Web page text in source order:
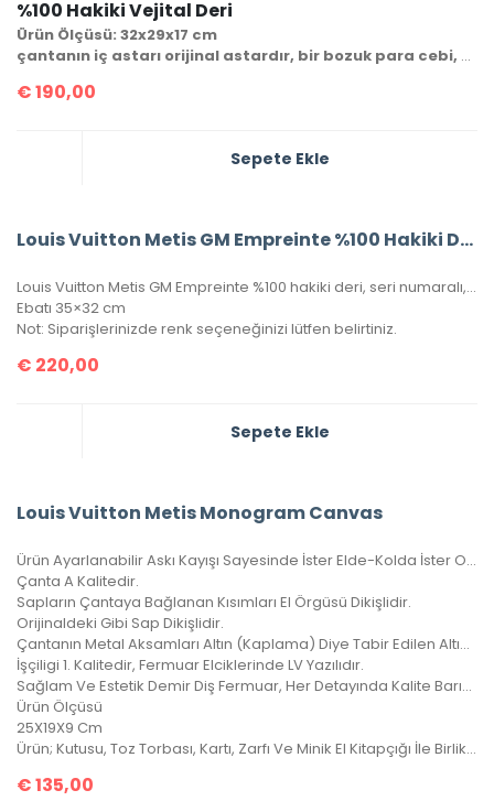
%100 Hakiki Vejital Deri
Ürün Ölçüsü: 32x29x17 cm
çantanın iç astarı orijinal astardır, bir bozuk para cebi, cüzdanı ve seri numarası mevcuttur.
€190,00
Sepete Ekle
Louis Vuitton Metis GM Empreinte %100 Hakiki Deri
Louis Vuitton Metis GM Empreinte %100 hakiki deri, seri numaralı, kutulu, toz torbalo, sertifikalı.
Ebatı 35×32 cm
Not: Siparişlerinizde renk seçeneğinizi lütfen belirtiniz.
€ 220,00
Sepete Ekle
Louis Vuitton Metis Monogram Canvas
Ürün Ayarlanabilir Askı Kayışı Sayesinde İster Elde-Kolda İster Omuzda Çarpraz Ve Düz Taşınabilir.
Çanta A Kalitedir.
Sapların Çantaya Bağlanan Kısımları El Örgüsü Dikişlidir.
Orijinaldeki Gibi Sap Dikişlidir.
Çantanın Metal Aksamları Altın (Kaplama) Diye Tabir Edilen Altın Banyodur, Yıllarca Kararma Yapmaz.
İşçiligi 1. Kalitedir, Fermuar Elciklerinde LV Yazılıdır.
Sağlam Ve Estetik Demir Diş Fermuar, Her Detayında Kalite Barındıran Harika Bir Çanta, 4 Mevsim Kullanılabilir.
Ürün Ölçüsü
25X19X9 Cm
Ürün; Kutusu, Toz Torbası, Kartı, Zarfı Ve Minik El Kitapçığı İle Birlikte Gönderilecektir.
€135,00